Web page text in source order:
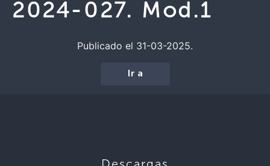
2024-027. Mod.1
Publicado el 31-03-2025.
Ir a